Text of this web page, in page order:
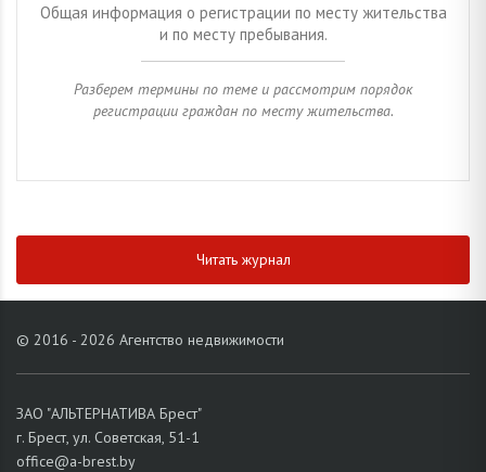
Общая информация о регистрации по месту жительства
и по месту пребывания.
Разберем термины по теме и рассмотрим порядок
регистрации граждан по месту жительства.
Читать журнал
© 2016 - 2026 Агентство недвижимости
ЗАО "АЛЬТЕРНАТИВА Брест"
г. Брест, ул. Советская, 51-1
office@a-brest.by